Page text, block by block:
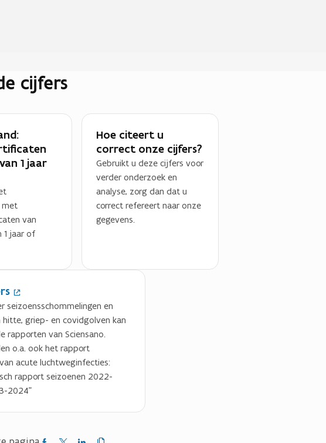
cijfers
1 jaar
met
van
1 jaar of
Hoe citeert u
correct onze cijfers?
Gebruikt u deze cijfers voor
verder onderzoek en
analyse, zorg dan dat u
correct refereert naar onze
gegevens.
seizoensschommelingen en
hitte, griep- en covidgolven kan
rapporten van Sciensano.
o.a. ook het rapport
van acute luchtweginfecties:
rapport seizoenen 2022-
2024”
Kopieer